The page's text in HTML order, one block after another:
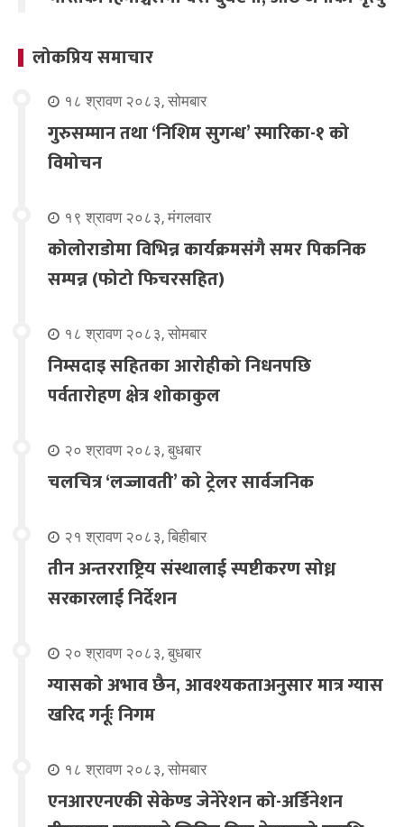
लोकप्रिय समाचार
१८ श्रावण २०८३, सोमबार
गुरुसम्मान तथा ‘निशिम सुगन्ध’ स्मारिका-१ को
विमोचन
१९ श्रावण २०८३, मंगलवार
कोलोराडोमा विभिन्न कार्यक्रमसंगै समर पिकनिक
सम्पन्न (फोटो फिचरसहित)
१८ श्रावण २०८३, सोमबार
निम्सदाइ सहितका आरोहीको निधनपछि
पर्वतारोहण क्षेत्र शोकाकुल
२० श्रावण २०८३, बुधबार
चलचित्र ‘लज्जावती’ को ट्रेलर सार्वजनिक
२१ श्रावण २०८३, बिहीबार
तीन अन्तरराष्ट्रिय संस्थालाई स्पष्टीकरण सोध्न
सरकारलाई निर्देशन
२० श्रावण २०८३, बुधबार
ग्यासको अभाव छैन, आवश्यकताअनुसार मात्र ग्यास
खरिद गर्नूः निगम
१८ श्रावण २०८३, सोमबार
एनआरएनएकी सेकेण्ड जेनेरेशन को-अर्डिनेशन